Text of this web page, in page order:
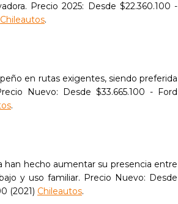
Precio 2025: Desde $22.360.100 -
Chileautos.
en rutas exigentes, siendo preferida
Nuevo: Desde $33.665.100 - Ford
.
han hecho aumentar su presencia entre
y uso familiar. Precio Nuevo: Desde
(2021) Chileautos.